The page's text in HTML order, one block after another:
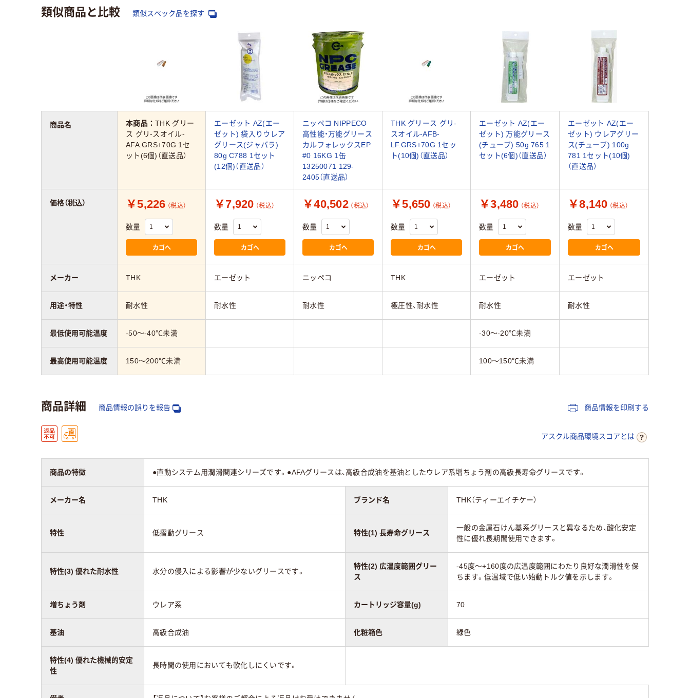
類似商品と比較 類似スペック品を探す
商品名 本商品：THK グリー
ス グリ-スオイル-
AFA.GRS+70G 1セ
ット(6個)（直送品）
エーゼット AZ(エー
ゼット) 袋入りウレア
グリース(ジャバラ)
80g C788 1セット
(12個)（直送品）
ニッペコ NIPPECO
高性能・万能グリース
カルフォレックスEP
#0 16KG 1缶
13250071 129-
2405（直送品）
THK グリース グリ-
スオイル-AFB-
LF.GRS+70G 1セッ
ト(10個)（直送品）
エーゼット AZ(エー
ゼット) 万能グリース
(チューブ) 50g 765 1
セット(6個)（直送品）
エーゼット AZ(エー
ゼット) ウレアグリー
ス(チューブ) 100g
781 1セット(10個)
（直送品）
価格（税込） ￥5,226 （税込）
数量
カゴへ
￥7,920 （税込）
数量
カゴへ
￥40,502 （税込）
数量
カゴへ
￥5,650 （税込）
数量
カゴへ
￥3,480 （税込）
数量
カゴへ
￥8,140 （税込）
数量
カゴへ
メーカー THK エーゼット ニッペコ THK エーゼット エーゼット
用途・特性 耐水性 耐水性 耐水性 極圧性、耐水性 耐水性 耐水性
最低使用可能温度 -50～-40℃未満 -30～-20℃未満
最高使用可能温度 150～200℃未満 100～150℃未満
商品詳細 商品情報の誤りを報告 商品情報を印刷する
アスクル商品環境スコアとは
商品の特徴 ●直動システム用潤滑関連シリーズです。●AFAグリースは、高級合成油を基油としたウレア系増ちょう剤の高級長寿命グリースです。
メーカー名 THK ブランド名 THK（ティーエイチケー）
特性 低摺動グリース 特性(1) 長寿命グリース
一般の金属石けん基系グリースと異なるため、酸化安定
性に優れ長期間使用できます。
特性(3) 優れた耐水性 水分の侵入による影響が少ないグリースです。
特性(2) 広温度範囲グリー
ス
-45度～+160度の広温度範囲にわたり良好な潤滑性を保
ちます。低温域で低い始動トルク値を示します。
増ちょう剤 ウレア系 カートリッジ容量(g) 70
基油 高級合成油 化粧箱色 緑色
特性(4) 優れた機械的安定
性
長時間の使用においても軟化しにくいです。